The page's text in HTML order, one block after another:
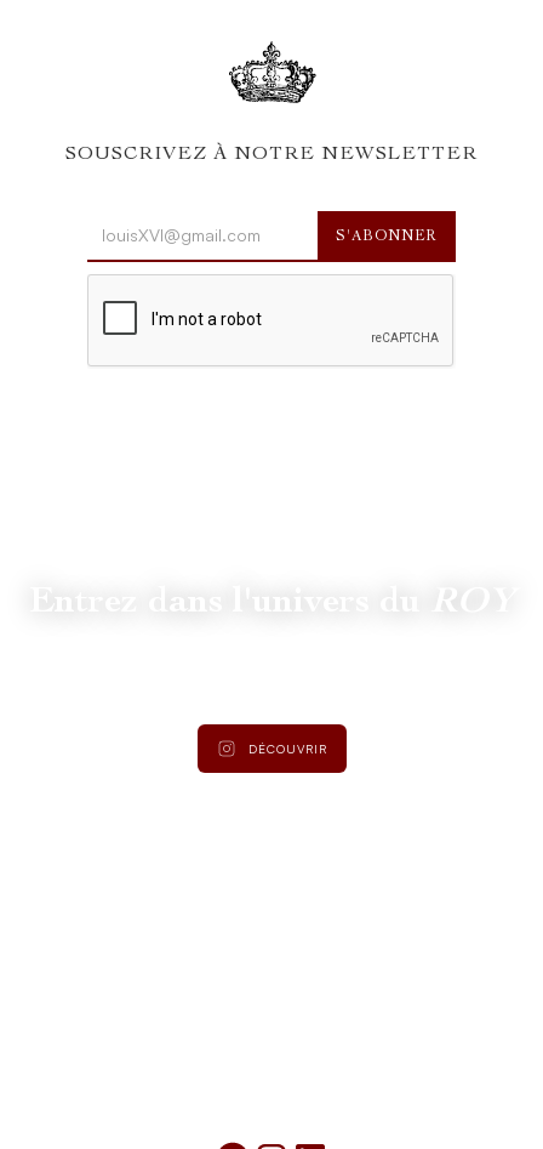
SOUSCRIVEZ À NOTRE NEWSLETTER
ROY
DÉCOUVRIR